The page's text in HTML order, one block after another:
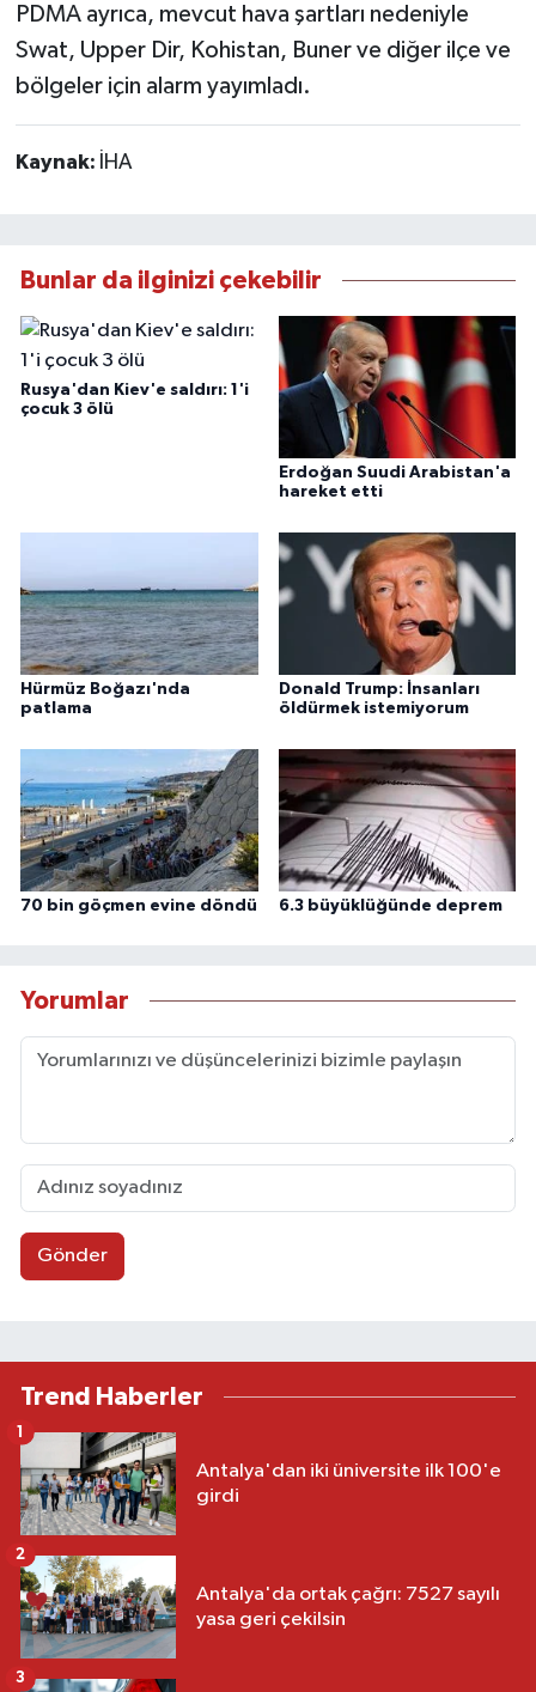
PDMA ayrıca, mevcut hava şartları nedeniyle
Swat, Upper Dir, Kohistan, Buner ve diğer ilçe ve
bölgeler için alarm yayımladı.
Kaynak: İHA
Bunlar da ilginizi çekebilir
Rusya'dan Kiev'e saldırı: 1'i
çocuk 3 ölü
Erdoğan Suudi Arabistan'a
hareket etti
Hürmüz Boğazı'nda
patlama
Donald Trump: İnsanları
öldürmek istemiyorum
70 bin göçmen evine döndü 6.3 büyüklüğünde deprem
Yorumlar
Gönder
Trend Haberler
Antalya'dan iki üniversite ilk 100'e
girdi
1
Antalya'da ortak çağrı: 7527 sayılı
yasa geri çekilsin
2
3